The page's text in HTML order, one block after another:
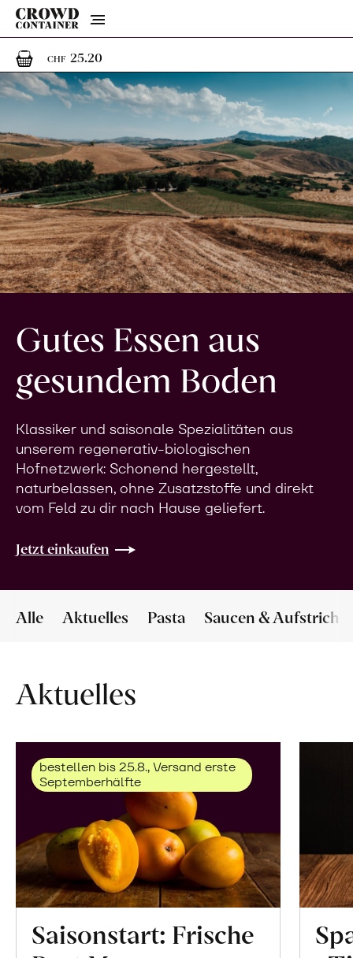
Menu
CHF 25.201 Artikel im Warenkorb
Gutes Essen aus
gesundem Boden
Klassiker und saisonale Spezialitäten aus
unserem regenerativ-biologischen
Hofnetzwerk: Schonend hergestellt,
naturbelassen, ohne Zusatzstoffe und direkt
vom Feld zu dir nach Hause geliefert.
Jetzt einkaufen
Alle Aktuelles Pasta Saucen & Aufstriche
Aktuelles
bestellen bis 25.8., Versand erste
Septemberhälfte
Saisonstart: Frische